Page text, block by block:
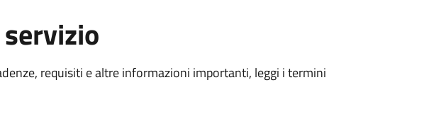
requisiti e altre informazioni importanti, leggi i termini